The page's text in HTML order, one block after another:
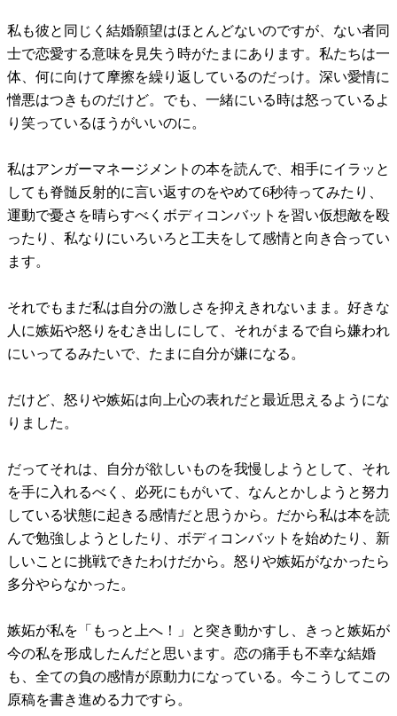
私も彼と同じく結婚願望はほとんどないのですが、ない者同
士で恋愛する意味を見失う時がたまにあります。私たちは一
体、何に向けて摩擦を繰り返しているのだっけ。深い愛情に
憎悪はつきものだけど。でも、一緒にいる時は怒っているよ
り笑っているほうがいいのに。
私はアンガーマネージメントの本を読んで、相手にイラッと
しても脊髄反射的に言い返すのをやめて6秒待ってみたり、
運動で憂さを晴らすべくボディコンバットを習い仮想敵を殴
ったり、私なりにいろいろと工夫をして感情と向き合ってい
ます。
それでもまだ私は自分の激しさを抑えきれないまま。好きな
人に嫉妬や怒りをむき出しにして、それがまるで自ら嫌われ
にいってるみたいで、たまに自分が嫌になる。
だけど、怒りや嫉妬は向上心の表れだと最近思えるようにな
りました。
だってそれは、自分が欲しいものを我慢しようとして、それ
を手に入れるべく、必死にもがいて、なんとかしようと努力
している状態に起きる感情だと思うから。だから私は本を読
んで勉強しようとしたり、ボディコンバットを始めたり、新
しいことに挑戦できたわけだから。怒りや嫉妬がなかったら
多分やらなかった。
嫉妬が私を「もっと上へ！」と突き動かすし、きっと嫉妬が
今の私を形成したんだと思います。恋の痛手も不幸な結婚
も、全ての負の感情が原動力になっている。今こうしてこの
原稿を書き進める力ですら。